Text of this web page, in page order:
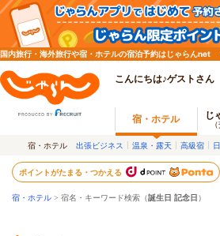
国内旅行・海外旅行や宿・ホテルの宿泊予約はじゃらんnet
こんにちは♪ゲストさん
宿・ホテル じ
宿・ホテル 出張ビジネス 温泉・露天 高級宿
ポイントがたまる・つかえる
宿・ホテル > 宿名・キーワード検索（誕生日 記念日 ）